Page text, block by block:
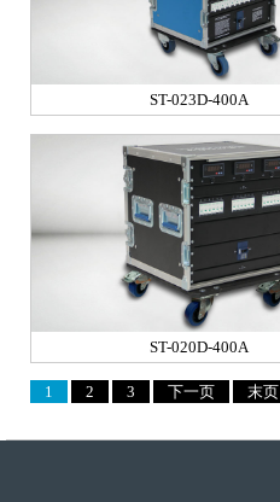
ST-023D-400A
ST-020D-400A
1 2 3 下一页 末页